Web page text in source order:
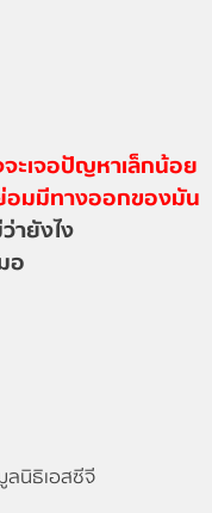
ะเจอปัญหาเล็กน้อย
อมมีทางออกของมัน
ายังไง
อ
ลนิธิเอสซีจี